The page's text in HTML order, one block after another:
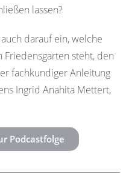
lassen?
darauf ein, welche
steht, den
fachkundiger Anleitung
Ingrid Anahita Mettert,
Podcastfolge